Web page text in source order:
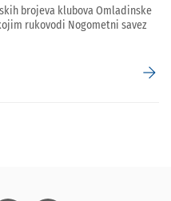
brojeva klubova Omladinske
rukovodi Nogometni savez
arrow_forward